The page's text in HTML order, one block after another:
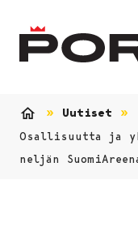
Uutiset
Osallisuutta ja
neljän